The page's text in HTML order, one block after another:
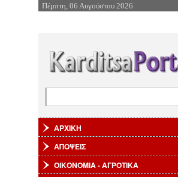
Επιστροφή στην Πλοήγηση
Πέμπτη, 06 Αυγούστου 2026
ΑΡΧΙΚΗ
ΑΠΟΨΕΙΣ
ΟΙΚΟΝΟΜΙΑ - ΑΓΡΟΤΙΚΑ